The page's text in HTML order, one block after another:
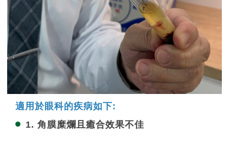
適用於眼科的疾病如下:
1. 角膜糜爛且癒合效果不佳